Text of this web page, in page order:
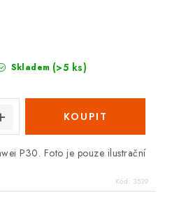
Skladem (>5 ks)
P30. Foto je pouze ilustrační
Kód: 3539